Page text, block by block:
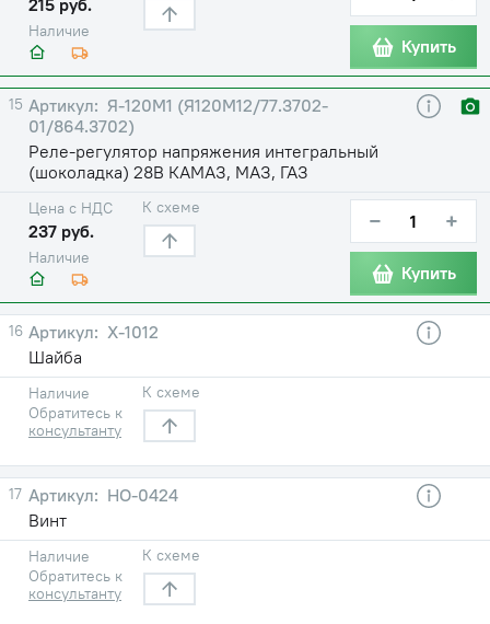
Наличие
Купить
15
Я-120М1 (Я120М12/77.3702-
01/864.3702)
Реле-регулятор напряжения интегральный
(шоколадка) 28В КАМАЗ, МАЗ, ГАЗ
Наличие
Цена с НДС
237 руб.
К схеме − +
Купить
16
Х-1012
Шайба
Наличие
Обратитесь к
консультанту
К схеме
17
НО-0424
Винт
Наличие
Обратитесь к
консультанту
К схеме